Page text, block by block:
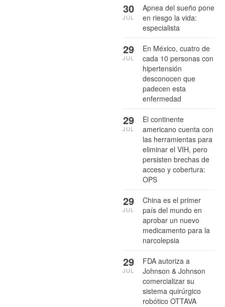
Apnea del sueño pone
en riesgo la vida:
especialista
30
JUL
En México, cuatro de
cada 10 personas con
hipertensión
desconocen que
padecen esta
enfermedad
29
JUL
El continente
americano cuenta con
las herramientas para
eliminar el VIH, pero
persisten brechas de
acceso y cobertura:
OPS
29
JUL
China es el primer
país del mundo en
aprobar un nuevo
medicamento para la
narcolepsia
29
JUL
FDA autoriza a
Johnson & Johnson
comercializar su
sistema quirúrgico
robótico OTTAVA
29
JUL